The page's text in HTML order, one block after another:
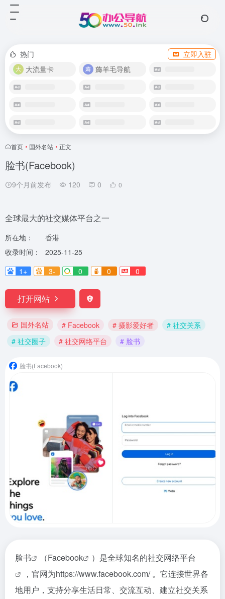
热门
立即入驻
大流量卡
薅羊毛导航
首页 • 国外名站 • 正文
脸书(Facebook)
9个月前发布 120 0 0
全球最大的社交媒体平台之一
所在地：
香港
收录时间：
2025-11-25
1+
3- 0 0 0
打开网站
国外名站 # Facebook # 摄影爱好者
# 社交关系
# 社交圈子
# 社交网络平台 # 脸书
脸书(Facebook)
脸书 （Facebook ）是全球知名的社交网络平台
，官网为https://www.facebook.com/ 。它连接世界各
地用户，支持分享生活日常、交流互动、建立社交关系